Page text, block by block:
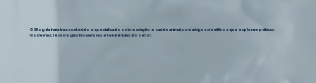
O Blog da Inata traz conteúdo especializado sobre criação e saúde animal, com artigos científicos que exploram práticas
modernas, tecnologias inovadoras e tendências do setor.